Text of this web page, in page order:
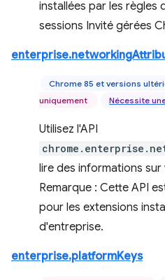
installées par les règles
sessions Invité gérées
Chrome 85 et versions
uniquement
Nécessite
Utilisez l'API
lire des informations
Remarque : Cette API
pour les extensions
d'entreprise.
enterprise.platformKeys